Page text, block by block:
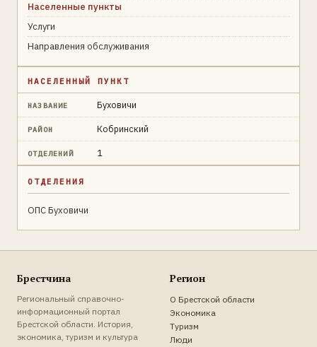
Населенные пункты
Услуги
Направления обслуживания
НАСЕЛЕННЫЙ ПУНКТ
НАЗВАНИЕ Буховичи
РАЙОН Кобринский
ОТДЕЛЕНИЙ 1
ОТДЕЛЕНИЯ
ОПС Буховичи
Брестчина
Региональный справочно-
информационный портал
Брестской области. История,
экономика, туризм и культура
Регион
О Брестской области
Экономика
Туризм
Люди